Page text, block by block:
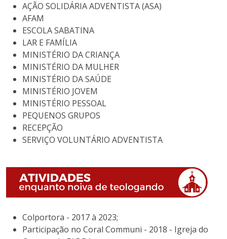
AÇÃO SOLIDÁRIA ADVENTISTA (ASA)
AFAM
ESCOLA SABATINA
LAR E FAMÍLIA
MINISTÉRIO DA CRIANÇA
MINISTÉRIO DA MULHER
MINISTÉRIO DA SAÚDE
MINISTÉRIO JOVEM
MINISTÉRIO PESSOAL
PEQUENOS GRUPOS
RECEPÇÃO
SERVIÇO VOLUNTÁRIO ADVENTISTA
Colportora - 2017 à 2023;
Participação no Coral Communi - 2018 - Igreja do